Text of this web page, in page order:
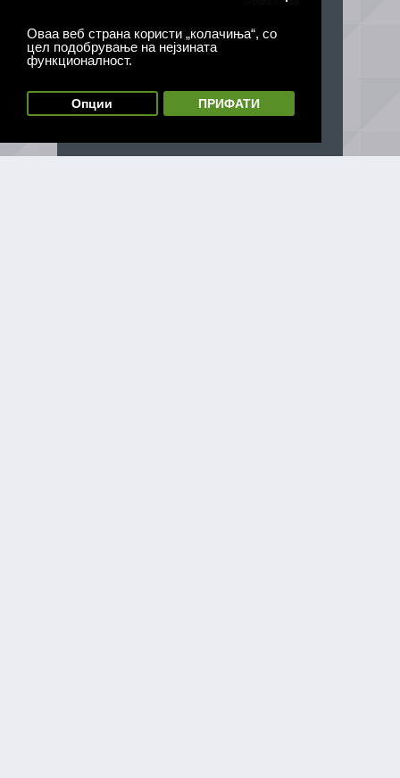
Оваа веб страна користи „колачиња“, со
цел подобрување на нејзината
функционалност.
Опции ПРИФАТИ